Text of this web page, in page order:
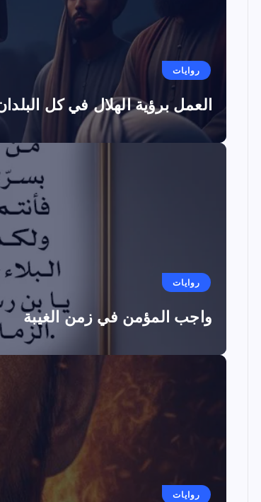
روايات
العمل برؤية الهلال في كل
روايات
واجب المؤمن في زمن الغيبة
روايات